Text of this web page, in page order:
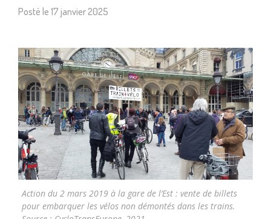
Posté le 17 janvier 2025
Action du 2 mars 2019 à la gare de l’Est : vente de billets
pour embarquer les vélos non démontés dans les trains.